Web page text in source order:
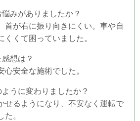
みがありましたか？
首が右に振り向きにくい。車や自
くくて困っていました。
想は？
心安全な施術でした。
うに変わりましたか？
せるようになり、不安なく運転で
た。